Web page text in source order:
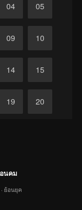
04 05
09 10
14 15
19 20
นคม
ย้อนยุค